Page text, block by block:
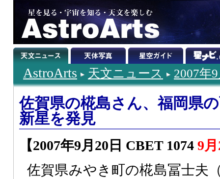
AstroArts 天文ニュース 2007年
佐賀県の椛島さん、福岡県
新星を発見
【2007年9月20日 CBET 1074 9
佐賀県みやき町の椛島冨士夫